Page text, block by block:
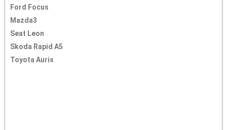
Ford Focus
Mazda3
Seat Leon
Skoda Rapid A5
Toyota Auris